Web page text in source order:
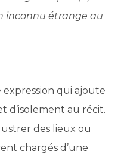
inconnu étrange au
expression qui ajoute
d’isolement au récit.
des lieux ou
chargés d’une